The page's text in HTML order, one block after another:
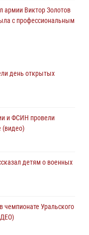
армии Виктор Золотов
с профессиональным
занятие для
Уральского
день открытых
и ФСИН провели
(видео)
детям о военных
чемпионате Уральского